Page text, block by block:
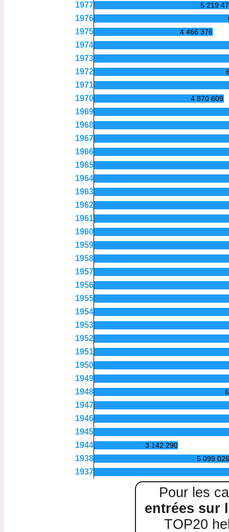
1977 5 219
1976
1975 4 466 376
1974
1973
1972
1971
1970
4 870 609
1969
1968
1967
1966
1965
1964
1963
1962
1961
1960
1959
1958
1957
1956
1955
1954
1953
1952
1951
1950
1949
1948
1947
1946
1945
1944
3 142 290
1938 5 099
1937
Pour les
entrées sur
TOP20